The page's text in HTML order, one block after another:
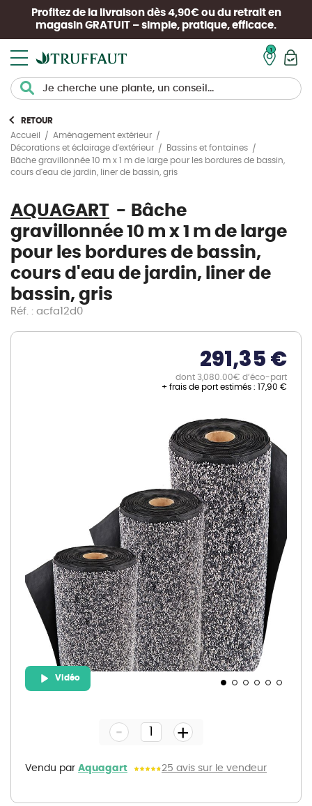
Profitez de la livraison dès 4,90€ ou du retrait en
magasin GRATUIT – simple, pratique, efficace.
RETOUR
Accueil
Aménagement extérieur
Décorations et éclairage d'extérieur
Bassins et fontaines
Bâche gravillonnée 10 m x 1 m de large pour les bordures de bassin,
cours d'eau de jardin, liner de bassin, gris
AQUAGART
Bâche
gravillonnée 10 m x 1 m de large
pour les bordures de bassin,
cours d'eau de jardin, liner de
bassin, gris
Réf. : acfa12d0
291,35 €
dont 3,080.00€ d’éco-part
+ frais de port estimés : 17,90 €
Vidéo
gallery
Vendu par Aquagart 25 avis sur le vendeur
- +